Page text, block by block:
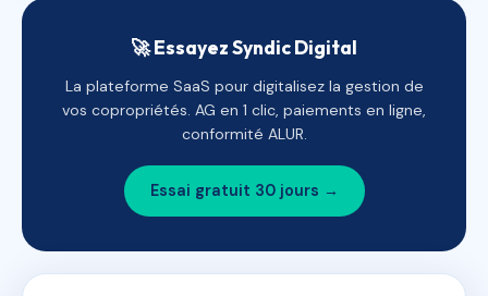
🚀 Essayez Syndic Digital
La plateforme SaaS pour digitalisez la gestion de
vos copropriétés. AG en 1 clic, paiements en ligne,
conformité ALUR.
Essai gratuit 30 jours →